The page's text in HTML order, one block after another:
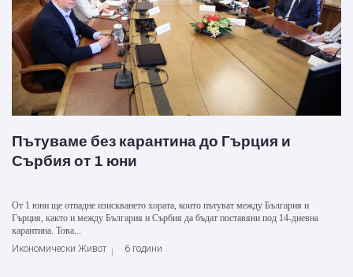
Пътуваме без карантина до Гърция и
Сърбия от 1 юни
От 1 юни ще отпадне изискването хората, които пътуват между България и
Гърция, както и между България и Сърбия да бъдат поставяни под 14-дневна
карантина. Това...
Икономически Живот
6 години